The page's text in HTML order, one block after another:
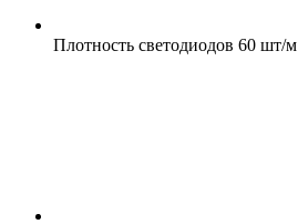
Плотность светодиодов 60 шт/м